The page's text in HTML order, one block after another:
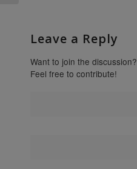
Leave a Reply
Want to join the discussion?
Feel free to contribute!